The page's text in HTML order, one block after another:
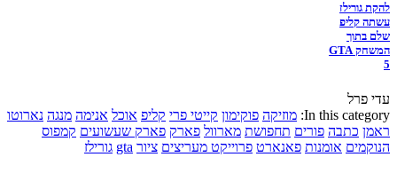
להקת גורילז
עשתה קליפ
שלם בתוך
המשחק GTA
5
עדי פרל
In this category: מוזיקה פוקימון קייטי פרי קליפ אוכל אנימה מנגה נארוטו
ראמן כתבה פורים תחפושת מארוול פארק פארק שעשועים קמפוס
הנוקמים אומנות פאנארט פרוייקט מעריצים ציור gta גורילז